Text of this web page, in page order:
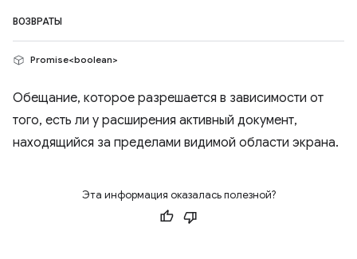
ВОЗВРАТЫ
Promise<boolean>
Обещание, которое разрешается в зависимости от
того, есть ли у расширения активный документ,
находящийся за пределами видимой области экрана.
Эта информация оказалась полезной?